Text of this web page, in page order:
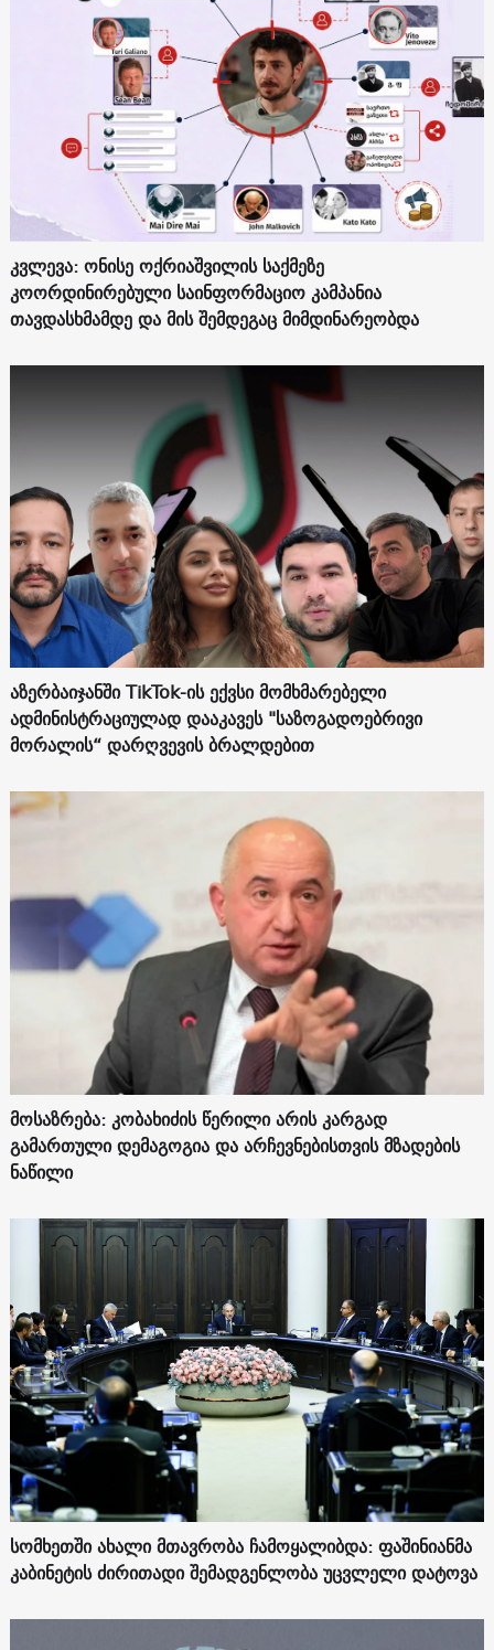
კვლევა: ონისე ოქრიაშვილის საქმეზე
კოორდინირებული საინფორმაციო კამპანია
თავდასხმამდე და მის შემდეგაც მიმდინარეობდა
აზერბაიჯანში TikTok-ის ექვსი მომხმარებელი
ადმინისტრაციულად დააკავეს "საზოგადოებრივი
მორალის“ დარღვევის ბრალდებით
მოსაზრება: კობახიძის წერილი არის კარგად
გამართული დემაგოგია და არჩევნებისთვის მზადების
ნაწილი
სომხეთში ახალი მთავრობა ჩამოყალიბდა: ფაშინიანმა
კაბინეტის ძირითადი შემადგენლობა უცვლელი დატოვა